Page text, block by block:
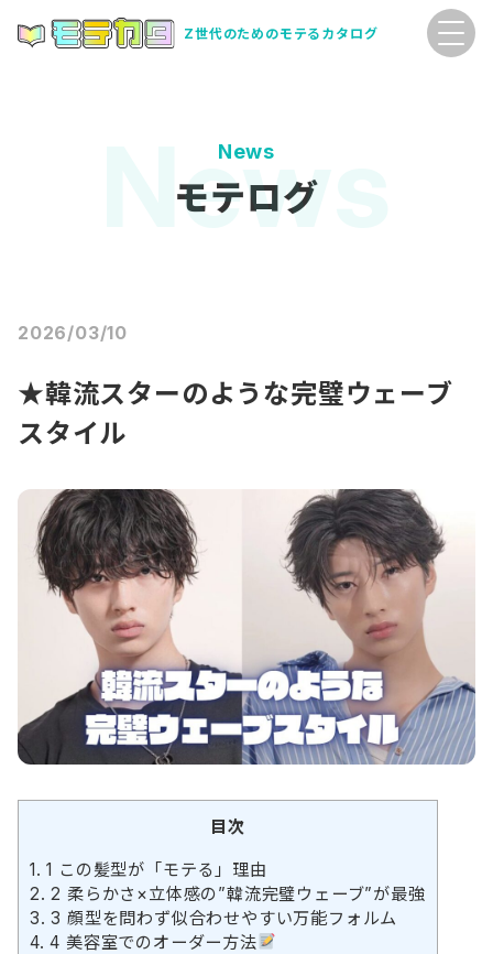
Z世代のためのモテるカタログ
News
モテログ
2026/03/10
★韓流スターのような完璧ウェーブ
スタイル
目次
1. 1 この髪型が「モテる」理由
2. 2 柔らかさ×立体感の”韓流完璧ウェーブ”が最強
3. 3 顔型を問わず似合わせやすい万能フォルム
4. 4 美容室でのオーダー方法